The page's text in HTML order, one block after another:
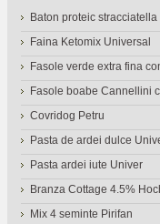
Baton proteic
Faina Ketomix Universal
Fasole verde extra fina
Fasole boabe Cannellini
Covridog Petru
Pasta de ardei dulce
Pasta ardei iute Univer
Branza Cottage 4.5%
Mix 4 seminte Pirifan